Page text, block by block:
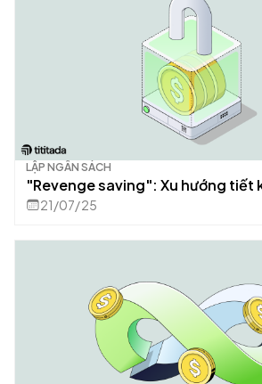
LẬP NGÂN SÁCH
"Revenge saving": Xu hướng tiết
21/07/25